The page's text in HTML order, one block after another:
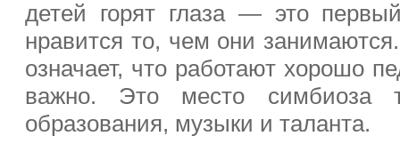
детей горят глаза — это
нравится то, чем они
означает, что работают хорошо
важно. Это место симбиоза
образования, музыки и таланта.